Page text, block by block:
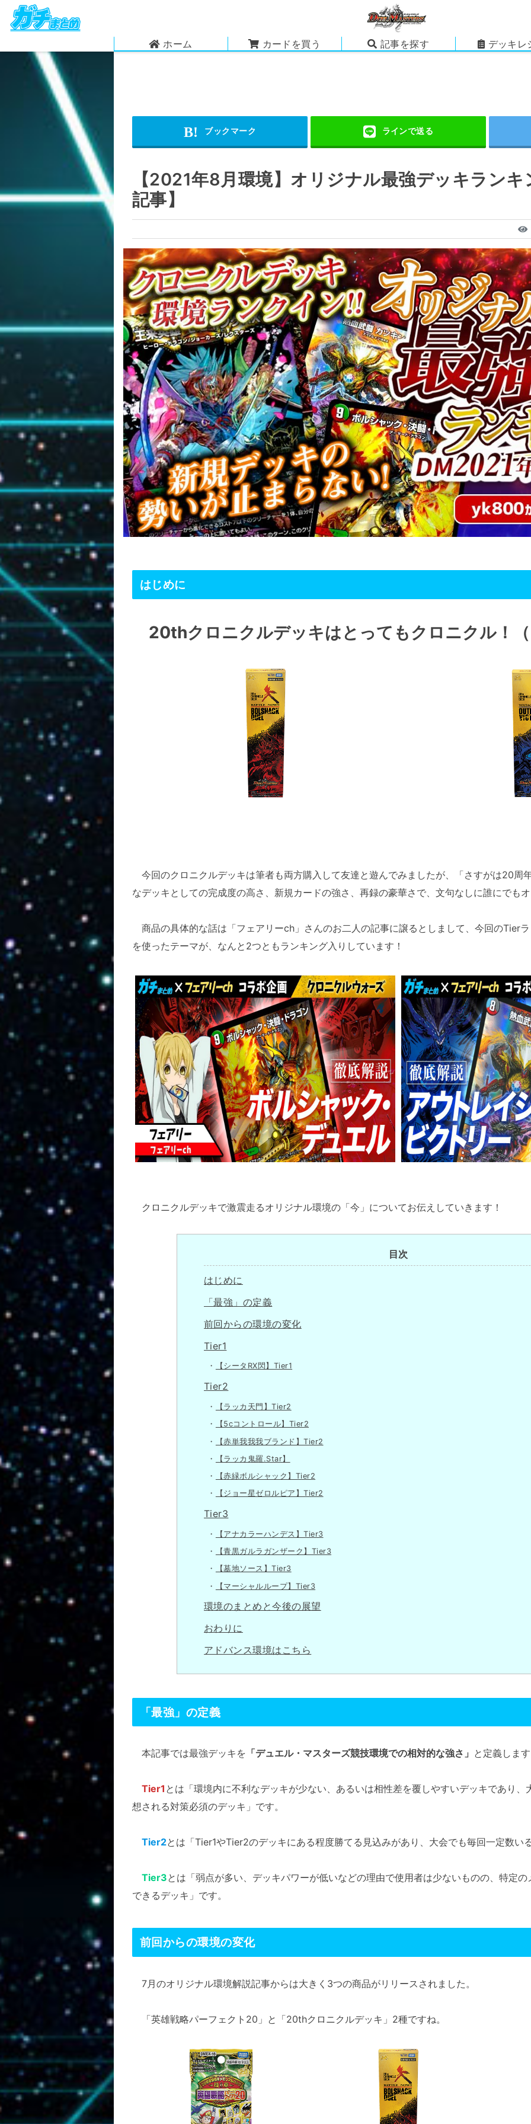
ホーム カードを買う 記事を探す デッキレ
【2021年8月環境】オリジナル最強デッキラン
記事】
はじめに
20thクロニクルデッキはとってもクロニクル！
今回のクロニクルデッキは筆者も両方購入して友達と遊んでみましたが、「さすがは20周
なデッキとしての完成度の高さ、新規カードの強さ、再録の豪華さで、文句なしに誰にでも
商品の具体的な話は「フェアリーch」さんのお二人の記事に譲るとしまして、今回のTier
を使ったテーマが、なんと2つともランキング入りしています！
クロニクルデッキで激震走るオリジナル環境の「今」についてお伝えしていきます！
目次
はじめに
「最強」の定義
前回からの環境の変化
Tier1
【シータRX閃】Tier1
Tier2
【ラッカ天門】Tier2
【5cコントロール】Tier2
【赤単我我我ブランド】Tier2
【ラッカ鬼羅.Star】
【赤緑ボルシャック】Tier2
【ジョー星ゼロルピア】Tier2
Tier3
【アナカラーハンデス】Tier3
【青黒ガルラガンザーク】Tier3
【墓地ソース】Tier3
【マーシャルループ】Tier3
環境のまとめと今後の展望
おわりに
アドバンス環境はこちら
「最強」の定義
本記事では最強デッキを 「デュエル・マスターズ競技環境での相対的な強さ」 と定義しま
Tier1 とは「環境内に不利なデッキが少ない、あるいは相性差を覆しやすいデッキであり
想される対策必須のデッキ」です。
Tier2とは「Tier1やTier2のデッキにある程度勝てる見込みがあり、大会でも毎回一定数い
Tier3とは「弱点が多い、デッキパワーが低いなどの理由で使用者は少ないものの、特定
できるデッキ」です。
前回からの環境の変化
7月のオリジナル環境解説記事からは大きく3つの商品がリリースされました。
「英雄戦略パーフェクト20」と「20thクロニクルデッキ」2種ですね。